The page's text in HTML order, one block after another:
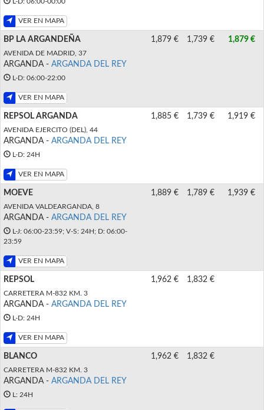
VER EN MAPA
BP LA ARGANDEÑA
AVENIDA DE MADRID, 37
ARGANDA - ARGANDA DEL REY
L-D: 06:00-22:00
VER EN MAPA
1,879 € 1,739 € 1,879 €
REPSOL ARGANDA
AVENIDA EJERCITO (DEL), 44
ARGANDA - ARGANDA DEL REY
L-D: 24H
VER EN MAPA
1,885 € 1,739 € 1,919 €
MOEVE
AVENIDA VALDEARGANDA, 8
ARGANDA - ARGANDA DEL REY
L-J: 06:00-23:59; V-S: 24H; D: 06:00-
23:59
VER EN MAPA
1,889 € 1,789 € 1,939 €
REPSOL
CARRETERA M-832 KM. 3
ARGANDA - ARGANDA DEL REY
L-D: 24H
VER EN MAPA
1,962 € 1,832 €
BLANCO
CARRETERA M-832 KM. 3
ARGANDA - ARGANDA DEL REY
L: 24H
1,962 € 1,832 €